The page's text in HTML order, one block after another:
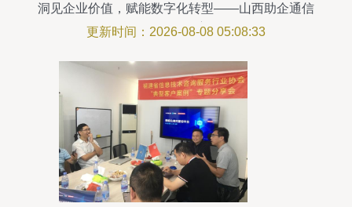
洞见企业价值，赋能数字化转型——山西助企通信
息咨询服务深度解析
更新时间：2026-08-08 05:08:33